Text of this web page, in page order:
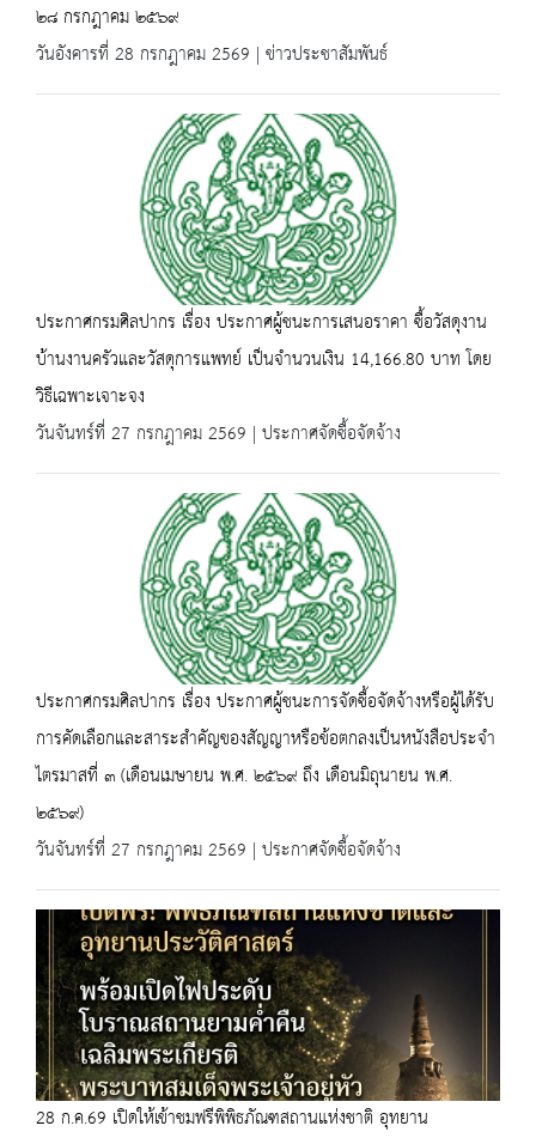
๒๘ กรกฎาคม ๒๕๖๙
วันอังคารที่ 28 กรกฎาคม 2569 | ข่าวประชาสัมพันธ์
ประกาศกรมศิลปากร เรื่อง ประกาศผู้ชนะการเสนอราคา ซื้อวัสดุงาน
บ้านงานครัวและวัสดุการแพทย์ เป็นจำนวนเงิน 14,166.80 บาท โดย
วิธีเฉพาะเจาะจง
วันจันทร์ที่ 27 กรกฎาคม 2569 | ประกาศจัดซื้อจัดจ้าง
ประกาศกรมศิลปากร เรื่อง ประกาศผู้ชนะการจัดซื้อจัดจ้างหรือผู้ได้รับ
การคัดเลือกและสาระสำคัญของสัญญาหรือข้อตกลงเป็นหนังสือประจำ
ไตรมาสที่ ๓ (เดือนเมษายน พ.ศ. ๒๕๖๙ ถึง เดือนมิถุนายน พ.ศ.
๒๕๖๙)
วันจันทร์ที่ 27 กรกฎาคม 2569 | ประกาศจัดซื้อจัดจ้าง
28 ก.ค.69 เปิดให้เข้าชมฟรีพิพิธภัณฑสถานแห่งชาติ อุทยาน